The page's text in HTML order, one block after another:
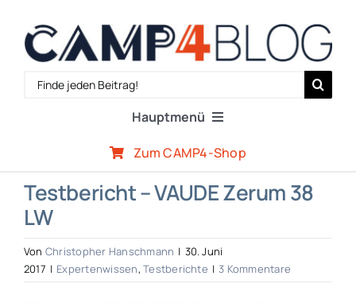
Inhalt
springen
Search
Hauptmenü
Reiseberichte
Outdoor-Szene
Zum CAMP4-Shop
Testbericht – VAUDE Zerum 38
LW
Von Christopher Hanschmann | 30. Juni
2017 | Expertenwissen,Testberichte | 3 Kommentare